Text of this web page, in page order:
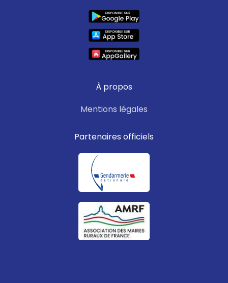
À propos
Mentions légales
Partenaires officiels